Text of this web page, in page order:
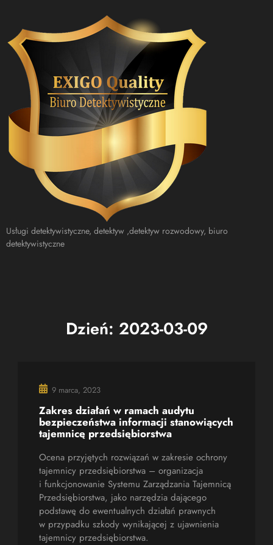
Usługi detektywistyczne, detektyw ,detektyw rozwodowy, biuro
detektywistyczne
Dzień: 2023-03-09
9 marca, 2023
Zakres działań w ramach audytu
bezpieczeństwa informacji stanowiących
tajemnicę przedsiębiorstwa
Ocena przyjętych rozwiązań w zakresie ochrony
tajemnicy przedsiębiorstwa – organizacja
i funkcjonowanie Systemu Zarządzania Tajemnicą
Przedsiębiorstwa, jako narzędzia dającego
podstawę do ewentualnych działań prawnych
w przypadku szkody wynikającej z ujawnienia
tajemnicy przedsiębiorstwa.